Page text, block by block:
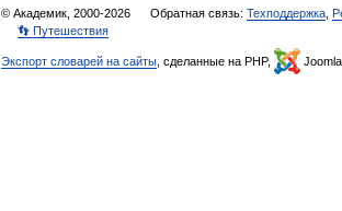
© Академик, 2000-2026 Обратная связь: Техподдержка
👣 Путешествия
Экспорт словарей на сайты , сделанные на PHP, Joomla,